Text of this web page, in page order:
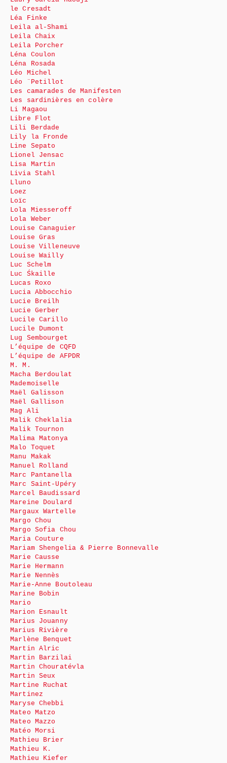
le Cresadt
Léa Finke
Leila al-Shami
Leila Chaix
Leila Porcher
Léna Coulon
Léna Rosada
Léo Michel
Léo ¨Petillot
Les camarades de Manifesten
Les sardinières en colère
Li Magaou
Libre Flot
Lili Berdade
Lily la Fronde
Line Sepato
Lionel Jensac
Lisa Martin
Livia Stahl
Lluno
Loez
Loïc
Lola Miesseroff
Lola Weber
Louise Canaguier
Louise Gras
Louise Villeneuve
Louise Wailly
Luc Schelm
Luc Śkaille
Lucas Roxo
Lucia Abbocchio
Lucie Breilh
Lucie Gerber
Lucile Carillo
Lucile Dumont
Lug Sembourget
L’équipe de CQFD
L’équipe de AFPDR
M. M.
Macha Berdoulat
Mademoiselle
Maël Galisson
Maël Gallison
Mag Ali
Malik Cheklalia
Malik Tournon
Malima Matonya
Malo Toquet
Manu Makak
Manuel Rolland
Marc Pantanella
Marc Saint-Upéry
Marcel Baudissard
Mareine Doulard
Margaux Wartelle
Margo Chou
Margo Sofia Chou
Maria Couture
Mariam Shengelia & Pierre Bonnevalle
Marie Causse
Marie Hermann
Marie Nennès
Marie-Anne Boutoleau
Marine Bobin
Mario
Marion Esnault
Marius Jouanny
Marius Rivière
Marlène Benquet
Martin Alric
Martin Barzilai
Martin Chouratévla
Martin Seux
Martine Ruchat
Martinez
Maryse Chebbi
Mateo Matzo
Mateo Mazzo
Matéo Morsi
Mathieu Brier
Mathieu K.
Mathieu Kiefer